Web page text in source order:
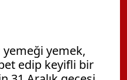
yemeği yemek,
edip keyifli bir